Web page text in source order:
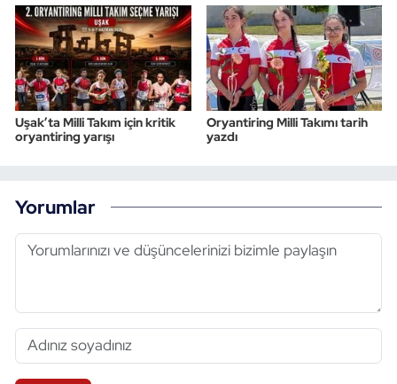
Uşak’ta Milli Takım için kritik
oryantiring yarışı
Oryantiring Milli Takımı tarih
yazdı
Yorumlar